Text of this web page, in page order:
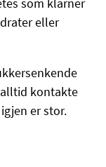
som klarner
eller
kontakte
er stor.